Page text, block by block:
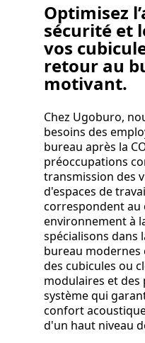
Optimisez
sécurité et
vos
retour au
motivant.
Chez Ugoburo,
besoins des
bureau après la
préoccupations
transmission des
d'espaces de
correspondent
environnement à
spécialisons dans
bureau modernes
des cubicules ou
modulaires et des
système qui
confort
d'un haut niveau